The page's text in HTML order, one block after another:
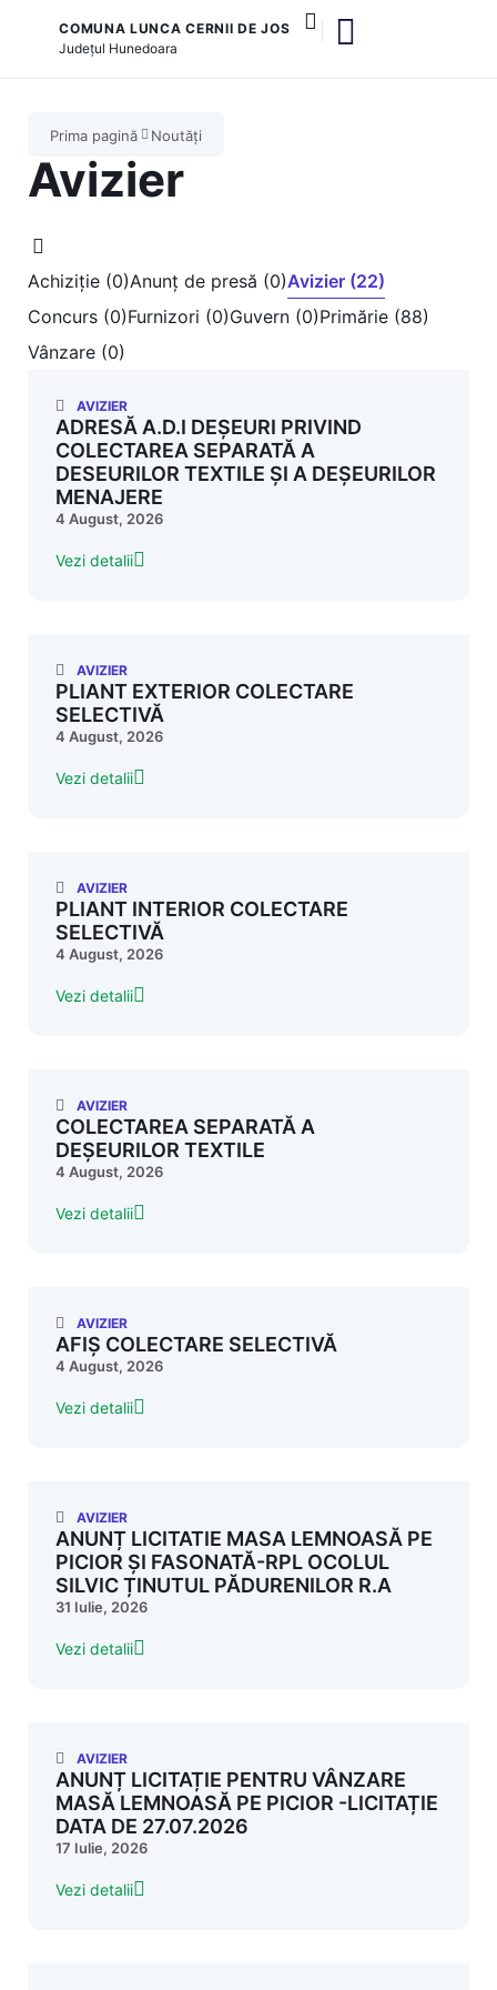
COMUNA LUNCA CERNII DE JOS
Județul Hunedoara
Prima pagină Noutăți
Avizier
Achiziție (0)Anunț de presă (0)Avizier (22)
Concurs (0)Furnizori (0)Guvern (0)Primărie (88)
Vânzare (0)
AVIZIER
ADRESĂ A.D.I DEȘEURI PRIVIND
COLECTAREA SEPARATĂ A
DESEURILOR TEXTILE ȘI A DEȘEURILOR
MENAJERE
4 August, 2026
Vezi detalii
AVIZIER
PLIANT EXTERIOR COLECTARE
SELECTIVĂ
4 August, 2026
Vezi detalii
AVIZIER
PLIANT INTERIOR COLECTARE
SELECTIVĂ
4 August, 2026
Vezi detalii
AVIZIER
COLECTAREA SEPARATĂ A
DEȘEURILOR TEXTILE
4 August, 2026
Vezi detalii
AVIZIER
AFIȘ COLECTARE SELECTIVĂ
4 August, 2026
Vezi detalii
AVIZIER
ANUNȚ LICITATIE MASA LEMNOASĂ PE
PICIOR ȘI FASONATĂ-RPL OCOLUL
SILVIC ȚINUTUL PĂDURENILOR R.A
31 Iulie, 2026
Vezi detalii
AVIZIER
ANUNȚ LICITAȚIE PENTRU VÂNZARE
MASĂ LEMNOASĂ PE PICIOR -LICITAȚIE
DATA DE 27.07.2026
17 Iulie, 2026
Vezi detalii